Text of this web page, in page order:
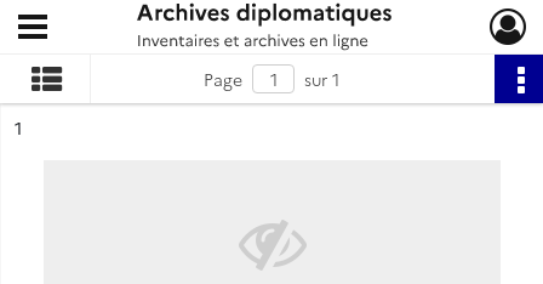
Archives diplomatiques
Ouvrir le menu déroulant
Page
sur 1
n°
1